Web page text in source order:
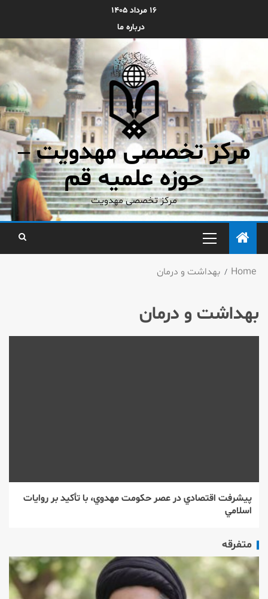
۱۶ مرداد ۱۴۰۵
درباره ما
مرکز تخصصی مهدویت –
حوزه علمیه قم
مرکز تخصصی مهدویت
Home بهداشت و درمان
بهداشت و درمان
پيشرفت اقتصادي در عصر حكومت مهدوي، با تأكيد بر روايات
اسلامي
متفرقه